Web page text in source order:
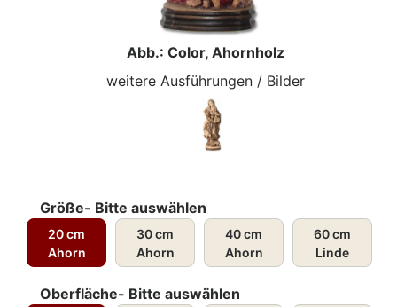
Abb.: Color, Ahornholz
weitere Ausführungen / Bilder
Größe- Bitte auswählen
20 cm
Ahorn
30 cm
Ahorn
40 cm
Ahorn
60 cm
Linde
Oberfläche- Bitte auswählen